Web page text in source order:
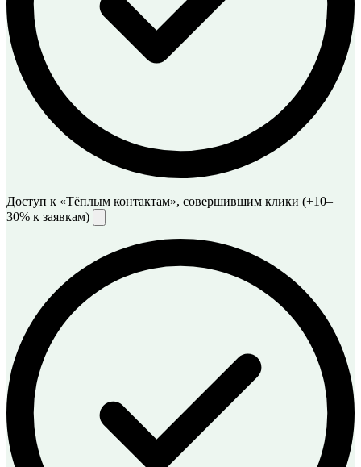
Доступ к «Тёплым контактам», совершившим клики (+10–
30% к заявкам)